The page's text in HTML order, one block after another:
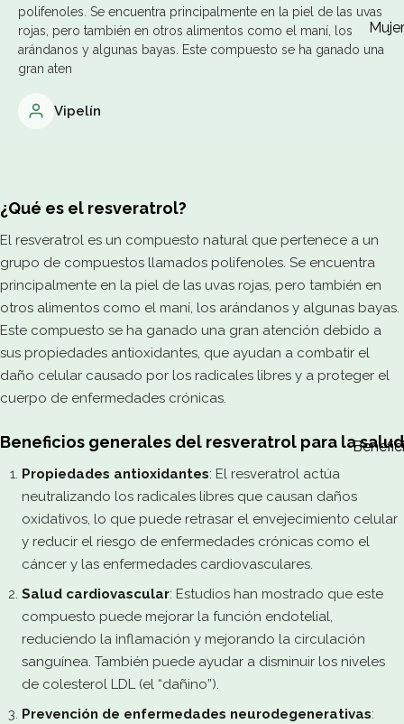
Mujer
polifenoles. Se encuentra principalmente en la piel de las uvas
rojas, pero también en otros alimentos como el maní, los
arándanos y algunas bayas. Este compuesto se ha ganado una
gran aten
Vipelín
¿Qué es el resveratrol?
El resveratrol es un compuesto natural que pertenece a un
grupo de compuestos llamados polifenoles. Se encuentra
principalmente en la piel de las uvas rojas, pero también en
otros alimentos como el maní, los arándanos y algunas bayas.
Este compuesto se ha ganado una gran atención debido a
sus propiedades antioxidantes, que ayudan a combatir el
daño celular causado por los radicales libres y a proteger el
cuerpo de enfermedades crónicas.
Beneficios generales del resveratrol para la salud
Propiedades antioxidantes: El resveratrol actúa
neutralizando los radicales libres que causan daños
oxidativos, lo que puede retrasar el envejecimiento celular
y reducir el riesgo de enfermedades crónicas como el
cáncer y las enfermedades cardiovasculares.
Salud cardiovascular: Estudios han mostrado que este
compuesto puede mejorar la función endotelial,
reduciendo la inflamación y mejorando la circulación
sanguínea. También puede ayudar a disminuir los niveles
de colesterol LDL (el “dañino”).
Prevención de enfermedades neurodegenerativas: